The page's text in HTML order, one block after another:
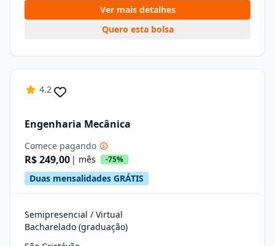
Ver mais detalhes
Quero esta bolsa
4.2
Engenharia Mecânica
Comece pagando
R$ 249,00 | mês -75%
Duas mensalidades GRÁTIS
Semipresencial / Virtual
Bacharelado (graduação)